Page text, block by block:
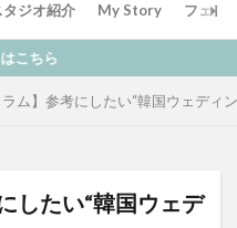
タジオ紹介 My Story フェア
ラム】参考にしたい“韓国ウェディ
したい“韓国ウェデ